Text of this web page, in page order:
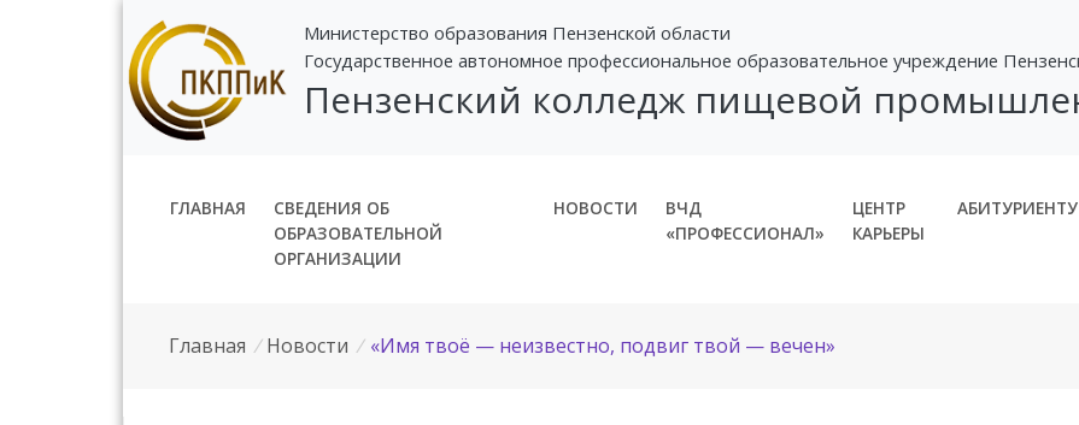
Министерство образования Пензенской области
Государственное автономное профессиональное образовательное учреждение
Пензенский колледж пищевой
ГЛАВНАЯ
СВЕДЕНИЯ ОБ
ОБРАЗОВАТЕЛЬНОЙ
ОРГАНИЗАЦИИ
НОВОСТИ
ВЧД
«ПРОФЕССИОНАЛ»
ЦЕНТР
КАРЬЕРЫ
АБИТУРИЕНТУ
Главная / Новости / «Имя твоё — неизвестно, подвиг твой — вечен»